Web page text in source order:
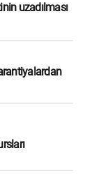
uzadılması